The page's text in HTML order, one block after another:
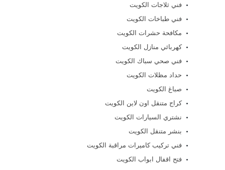
فني ثلاجات الكويت
فني طباخات الكويت
مكافحة حشرات الكويت
كهربائي منازل الكويت
فني صحي سباك الكويت
حداد مظلات الكويت
صباغ الكويت
كراج متنقل اون لاين الكويت
نشتري السيارات الكويت
بنشر متنقل الكويت
فني تركيب كاميرات مراقبة الكويت
فتح اقفال ابواب الكويت